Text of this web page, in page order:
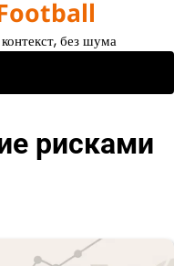
без шума
рисками